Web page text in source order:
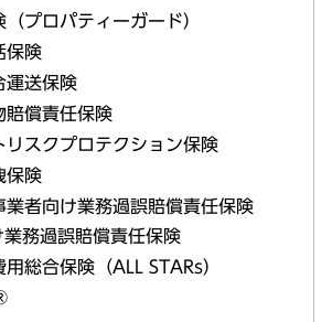
プロパティーガード）
保険
運送保険
賠償責任保険
リスクプロテクション保険
保険
業者向け業務過誤賠償責任保険
業務過誤賠償責任保険
総合保険（ALL STARs）